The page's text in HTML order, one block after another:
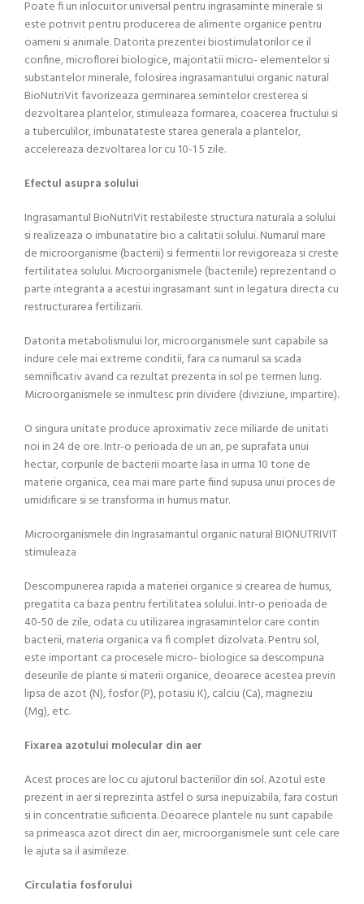
Poate fi un inlocuitor universal pentru ingrasaminte minerale si
este potrivit pentru producerea de alimente organice pentru
oameni si animale. Datorita prezentei biostimulatorilor ce il
confine, microflorei biologice, majoritatii micro- elementelor si
substantelor minerale, folosirea ingrasamantuIui organic natural
BioNutriVit favorizeaza germinarea semintelor cresterea si
dezvoltarea plantelor, stimuleaza formarea, coacerea fructului si
a tuberculilor, imbunatateste starea generala a plantelor,
accelereaza dezvoltarea lor cu 10-1 5 zile.
Efectul asupra solului
Ingrasamantul BioNutriVit restabileste structura naturala a solului
si realizeaza o imbunatatire bio a calitatii solului. Numarul mare
de microorganisme (bacterii) si fermentii lor revigoreaza si creste
fertilitatea solului. Microorganismele (bacteriile) reprezentand o
parte integranta a acestui ingrasamant sunt in legatura directa cu
restructurarea fertilizarii.
Datorita metabolismului lor, microorganismele sunt capabile sa
indure cele mai extreme conditii, fara ca numarul sa scada
semnificativ avand ca rezultat prezenta in sol pe termen lung.
Microorganismele se inmultesc prin dividere (diviziune, impartire).
O singura unitate produce aproximativ zece miliarde de unitati
noi in 24 de ore. Intr-o perioada de un an, pe suprafata unui
hectar, corpurile de bacterii moarte lasa in urma 10 tone de
materie organica, cea mai mare parte fiind supusa unui proces de
umidificare si se transforma in humus matur.
Microorganismele din Ingrasamantul organic natural BIONUTRIVIT
stimuleaza
Descompunerea rapida a materiei organice si crearea de humus,
pregatita ca baza pentru fertilitatea solului. Intr-o perioada de
40-50 de zile, odata cu utilizarea ingrasamintelor care contin
bacterii, materia organica va fi complet dizolvata. Pentru sol,
este important ca procesele micro- biologice sa descompuna
deseurile de plante si materii organice, deoarece acestea previn
lipsa de azot (N), fosfor (P), potasiu K), calciu (Ca), magneziu
(Mg), etc.
Fixarea azotului molecular din aer
Acest proces are loc cu ajutorul bacteriilor din sol. Azotul este
prezent in aer si reprezinta astfel o sursa inepuizabila, fara costuri
si in concentratie suficienta. Deoarece plantele nu sunt capabile
sa primeasca azot direct din aer, microorganismele sunt cele care
le ajuta sa il asimileze.
Circulatia fosforului